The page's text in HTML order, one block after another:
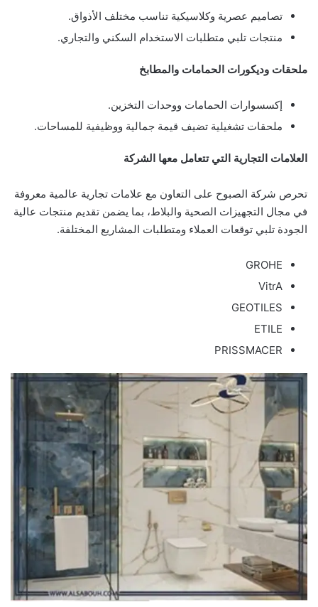
تصاميم عصرية وكلاسيكية تناسب مختلف الأذواق.
منتجات تلبي متطلبات الاستخدام السكني والتجاري.
ملحقات وديكورات الحمامات والمطابخ
إكسسوارات الحمامات ووحدات التخزين.
ملحقات تشغيلية تضيف قيمة جمالية ووظيفية للمساحات.
العلامات التجارية التي تتعامل معها الشركة
تحرص شركة الصبوح على التعاون مع علامات تجارية عالمية معروفة
في مجال التجهيزات الصحية والبلاط، بما يضمن تقديم منتجات عالية
الجودة تلبي توقعات العملاء ومتطلبات المشاريع المختلفة.
GROHE
VitrA
GEOTILES
ETILE
PRISSMACER